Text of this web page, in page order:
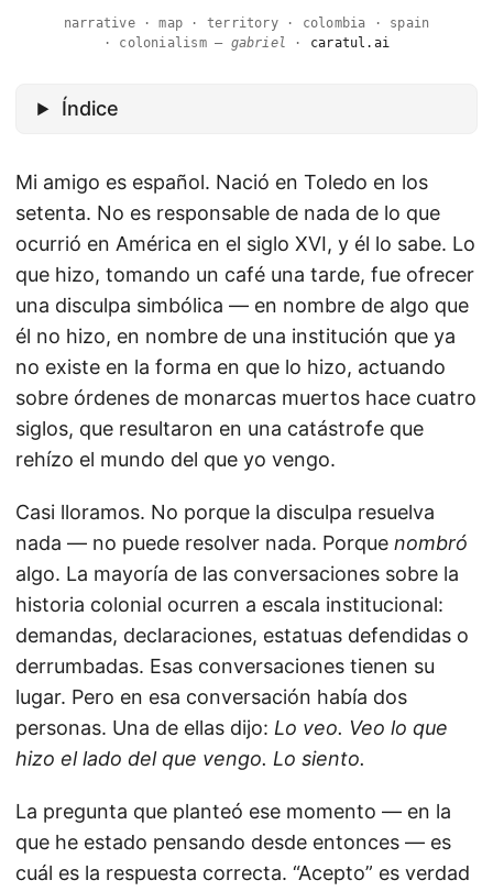
narrative · map · territory · colombia · spain
· colonialism — gabriel · caratul.ai
Índice
Mi amigo es español. Nació en Toledo en los
setenta. No es responsable de nada de lo que
ocurrió en América en el siglo XVI, y él lo sabe. Lo
que hizo, tomando un café una tarde, fue ofrecer
una disculpa simbólica — en nombre de algo que
él no hizo, en nombre de una institución que ya
no existe en la forma en que lo hizo, actuando
sobre órdenes de monarcas muertos hace cuatro
siglos, que resultaron en una catástrofe que
rehízo el mundo del que yo vengo.
Casi lloramos. No porque la disculpa resuelva
nada — no puede resolver nada. Porque nombró
algo. La mayoría de las conversaciones sobre la
historia colonial ocurren a escala institucional:
demandas, declaraciones, estatuas defendidas o
derrumbadas. Esas conversaciones tienen su
lugar. Pero en esa conversación había dos
personas. Una de ellas dijo: Lo veo. Veo lo que
hizo el lado del que vengo. Lo siento.
La pregunta que planteó ese momento — en la
que he estado pensando desde entonces — es
cuál es la respuesta correcta. “Acepto” es verdad